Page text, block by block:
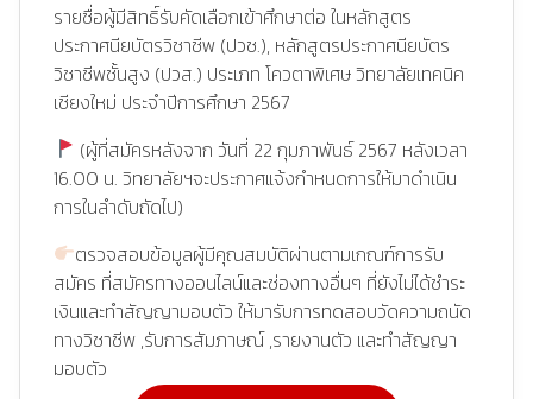
รายชื่อผู้มีสิทธิ์รับคัดเลือกเข้าศึกษาต่อ ในหลักสูตร
ประกาศนียบัตรวิชาชีพ (ปวช.), หลักสูตรประกาศนียบัตร
วิชาชีพชั้นสูง (ปวส.) ประเภท โควตาพิเศษ วิทยาลัยเทคนิค
เชียงใหม่ ประจำปีการศึกษา 2567
(ผู้ที่สมัครหลังจาก วันที่ 22 กุมภาพันธ์ 2567 หลังเวลา
16.00 น. วิทยาลัยฯจะประกาศแจ้งกำหนดการให้มาดำเนิน
การในลำดับถัดไป)
ตรวจสอบข้อมูลผู้มีคุณสมบัติผ่านตามเกณฑ์การรับ
สมัคร ที่สมัครทางออนไลน์และช่องทางอื่นๆ ที่ยังไม่ได้ชำระ
เงินและทำสัญญามอบตัว ให้มารับการทดสอบวัดความถนัด
ทางวิชาชีพ ,รับการสัมภาษณ์ ,รายงานตัว และทำสัญญา
มอบตัว